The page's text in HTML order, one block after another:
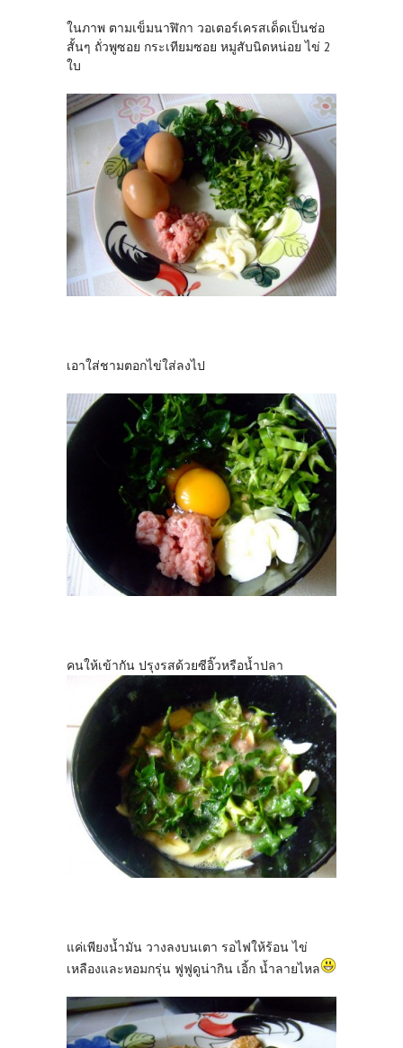
ในภาพ ตามเข็มนาฬิกา วอเตอร์เครสเด็ดเป็นช่อ
สั้นๆ ถั่วพูซอย กระเทียมซอย หมูสับนิดหน่อย ไข่ 2
ใบ
เอาใส่ชามตอกไข่ใส่ลงไป
คนให้เข้ากัน ปรุงรสด้วยซีอิ๊วหรือน้ำปลา
แค่เพียงน้ำมัน วางลงบนเตา รอไฟให้ร้อน ไข่
เหลืองและหอมกรุ่น ฟูฟูดูน่ากิน เอิ้ก น้ำลายไหล